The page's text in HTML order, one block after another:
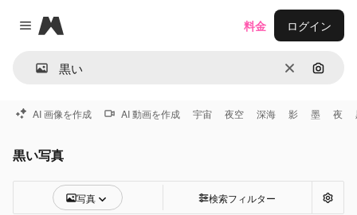
Close menu
Magnific
消去 画像で
料金 ログイン
AI 画像を作成 AI 動画を作成 宇宙 夜空 深海 影 墨 夜
黒い写真
写真 検索フィルター